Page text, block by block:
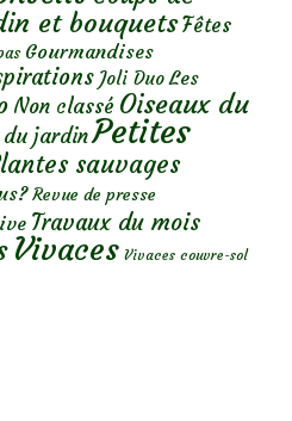
et bouquetsFêtes
Gourmandises
Joli Duo Les
Non classé Oiseaux du
jardinPetites
sauvages
Revue de presse
Travaux du mois
Vivaces Vivaces couvre-sol